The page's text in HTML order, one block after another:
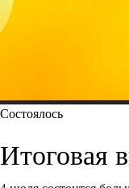
Состоялось
Итоговая